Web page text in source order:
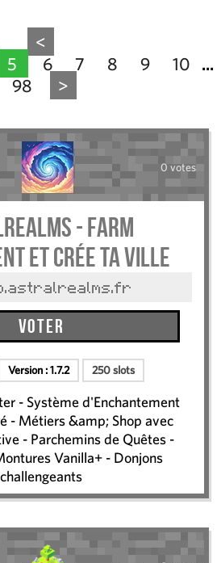
<
5 6 7 8 9 10 ...
98 >
0 votes
- Farm
et crée ta ville
Voter
Version :1.7.2 250 slots
- Système d'Enchantement
- Métiers &amp; Shop avec
- Parchemins de Quêtes -
Vanilla+ - Donjons
challengeants